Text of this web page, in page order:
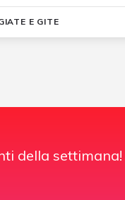
E GITE
della settimana!